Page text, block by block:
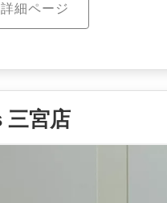
詳細ページ
三宮店